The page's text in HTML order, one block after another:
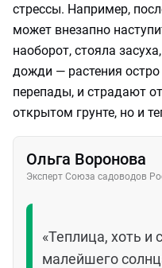
стрессы. Например,
может внезапно
наоборот, стояла
дожди — растения
перепады, и страдают
открытом грунте, но и
Ольга Воронова
Эксперт Союза садоводов
«Теплица, хоть и
малейшего